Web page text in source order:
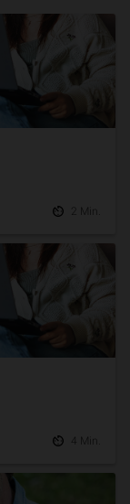
2 Min.
4 Min.